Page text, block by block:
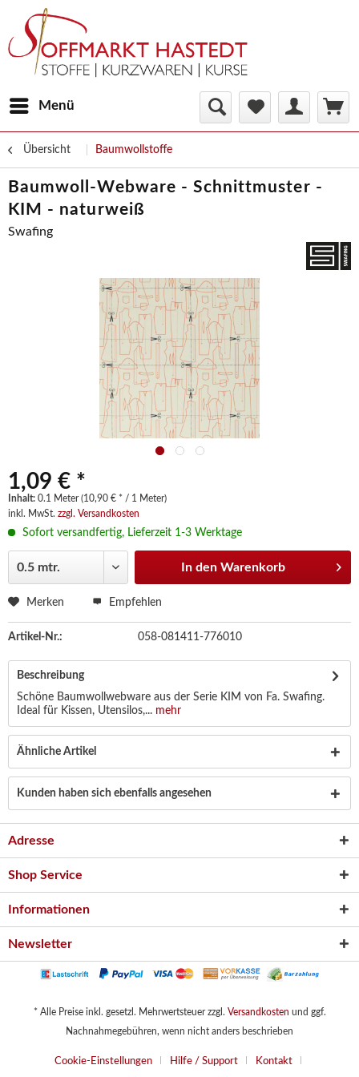
Menü
Übersicht Baumwollstoffe
Baumwoll-Webware - Schnittmuster -
KIM - naturweiß
Swafing
1,09 € *
Inhalt: 0.1 Meter (10,90 € * / 1 Meter)
inkl. MwSt. zzgl. Versandkosten
Sofort versandfertig, Lieferzeit 1-3 Werktage
In den Warenkorb
Merken Empfehlen
Artikel-Nr.: 058-081411-776010
Beschreibung
Schöne Baumwollwebware aus der Serie KIM von Fa. Swafing.
Ideal für Kissen, Utensilos,... mehr
Ähnliche Artikel
Kunden haben sich ebenfalls angesehen
Adresse
Shop Service
Informationen
Newsletter
* Alle Preise inkl. gesetzl. Mehrwertsteuer zzgl. Versandkosten und ggf.
Nachnahmegebühren, wenn nicht anders beschrieben
Cookie-Einstellungen Hilfe / Support Kontakt